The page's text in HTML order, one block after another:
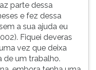
parte dessa
e fez dessa
a sua ajuda eu
Fiquei deveras
vez que deixa
de um trabalho.